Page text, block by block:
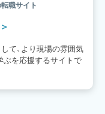
職サイト
て、より現場の雰囲気
ぶを応援するサイトで